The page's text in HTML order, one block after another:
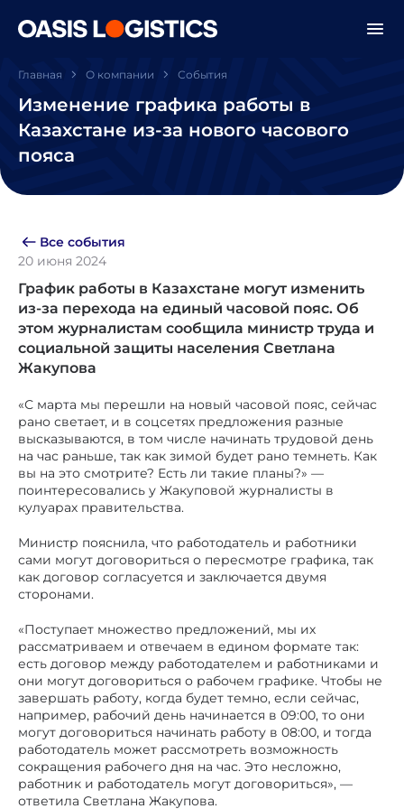
Главная О компании События
Изменение графика работы в
Казахстане из-за нового часового
пояса
Все события
20 июня 2024
График работы в Казахстане могут изменить
из-за перехода на единый часовой пояс. Об
этом журналистам сообщила министр труда и
социальной защиты населения Светлана
Жакупова
«С марта мы перешли на новый часовой пояс, сейчас
рано светает, и в соцсетях предложения разные
высказываются, в том числе начинать трудовой день
на час раньше, так как зимой будет рано темнеть. Как
вы на это смотрите? Есть ли такие планы?» —
поинтересовались у Жакуповой журналисты в
кулуарах правительства.
Министр пояснила, что работодатель и работники
сами могут договориться о пересмотре графика, так
как договор согласуется и заключается двумя
сторонами.
«Поступает множество предложений, мы их
рассматриваем и отвечаем в едином формате так:
есть договор между работодателем и работниками и
они могут договориться о рабочем графике. Чтобы не
завершать работу, когда будет темно, если сейчас,
например, рабочий день начинается в 09:00, то они
могут договориться начинать работу в 08:00, и тогда
работодатель может рассмотреть возможность
сокращения рабочего дня на час. Это несложно,
работник и работодатель могут договориться», —
ответила Светлана Жакупова.